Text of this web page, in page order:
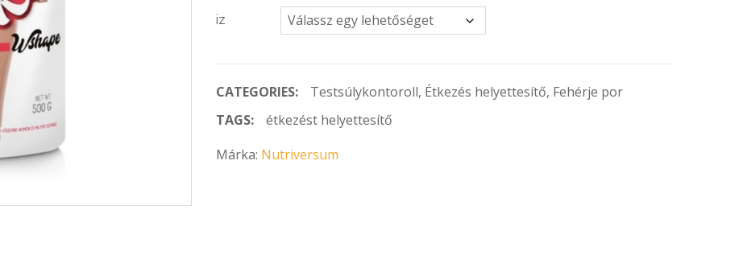
iz
CATEGORIES: Testsúlykontoroll, Étkezés helyettesítő, Fehérje por
TAGS:
étkezést helyettesítő
Márka: Nutriversum